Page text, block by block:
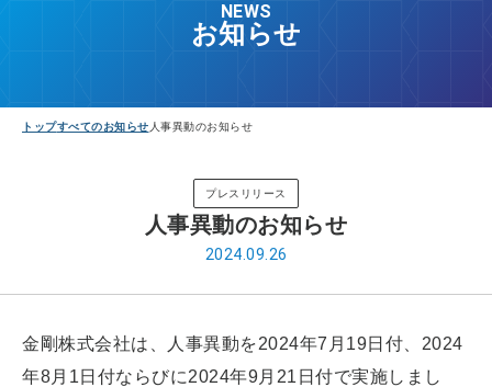
NEWS
お知らせ
トップすべてのお知らせ 人事異動のお知らせ
プレスリリース
人事異動のお知らせ
2024.09.26
金剛株式会社は、人事異動を2024年7月19日付、2024
年8月1日付ならびに2024年9月21日付で実施しまし